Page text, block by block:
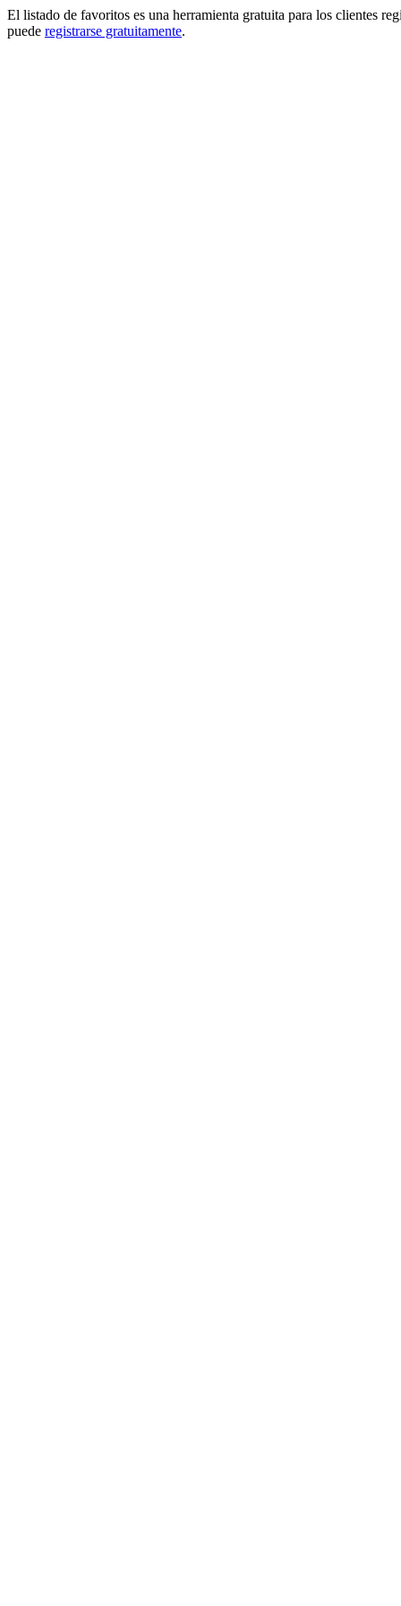
El listado de favoritos es una herramienta gratuita para los clientes
puede registrarse gratuitamente.